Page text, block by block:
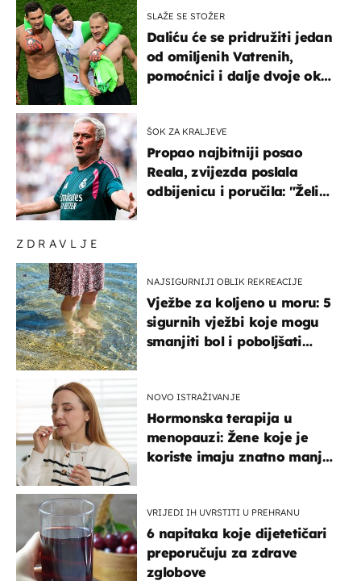
ZDRAVLJE
NAJSIGURNIJI OBLIK REKREACIJE
Vježbe za koljeno u moru: 5
sigurnih vježbi koje mogu
smanjiti bol i poboljšati
NOVO ISTRAŽIVANJE
Hormonska terapija u
menopauzi: Žene koje je
koriste imaju znatno manji
VRIJEDI IH UVRSTITI U PREHRANU
6 napitaka koje dijetetičari
preporučuju za zdrave
zglobove
SLAŽE SE STOŽER
Daliću će se pridružiti jedan
od omiljenih Vatrenih,
pomoćnici i dalje dvoje oko
ŠOK ZA KRALJEVE
Propao najbitniji posao
Reala, zvijezda poslala
odbijenicu i poručila: "Želim